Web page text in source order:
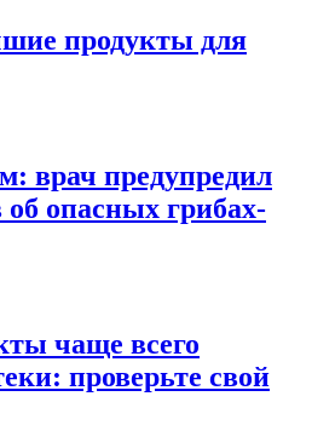
продукты для
врач предупредил
об опасных грибах-
чаще всего
проверьте свой